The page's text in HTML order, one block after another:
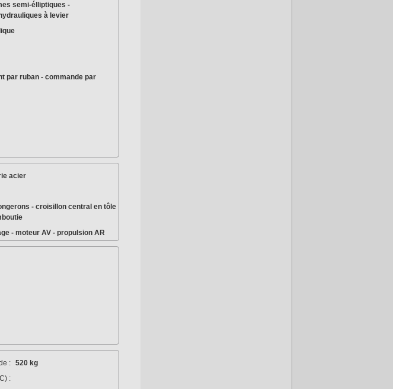
semi-élliptiques -
à levier
par ruban - commande par
acier
- croisillon central en tôle
- moteur AV - propulsion AR
: 520 kg
: